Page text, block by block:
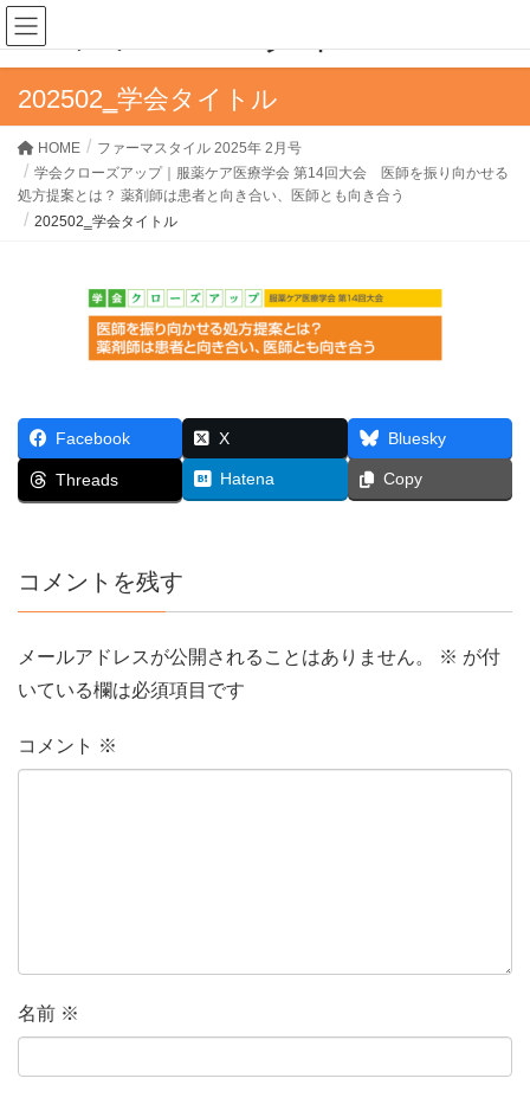
202502‗学会タイトル
HOME
ファーマスタイル 2025年 2月号
学会クローズアップ｜服薬ケア医療学会 第14回大会 医師を振り向かせる
処方提案とは？ 薬剤師は患者と向き合い、医師とも向き合う
202502‗学会タイトル
Facebook X Bluesky
Threads Hatena Copy
コメントを残す
メールアドレスが公開されることはありません。 ※ が付
いている欄は必須項目です
コメント ※
名前 ※